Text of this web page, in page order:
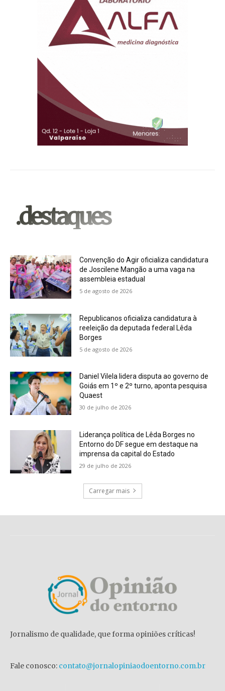
.destaques
Convenção do Agir oficializa candidatura
de Joscilene Mangão a uma vaga na
assembleia estadual
5 de agosto de 2026
Republicanos oficializa candidatura à
reeleição da deputada federal Lêda
Borges
5 de agosto de 2026
Daniel Vilela lidera disputa ao governo de
Goiás em 1º e 2º turno, aponta pesquisa
Quaest
30 de julho de 2026
Liderança política de Lêda Borges no
Entorno do DF segue em destaque na
imprensa da capital do Estado
29 de julho de 2026
Carregar mais
Jornalismo de qualidade, que forma opiniões críticas!
Fale conosco: contato@jornalopiniaodoentorno.com.br